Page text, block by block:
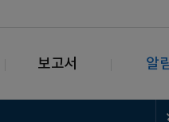
보고서 알